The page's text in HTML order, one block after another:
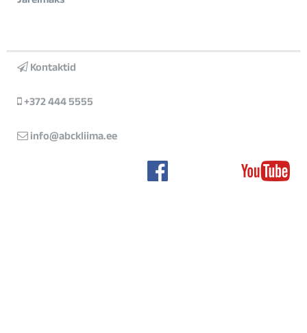
Kontaktid
+372 444 5555
info@abckliima.ee